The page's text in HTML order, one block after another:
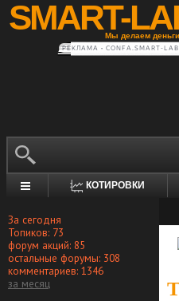
SMART-
Мы делаем
РЕКЛАМА • CONFA.SMART-
КОТИРОВКИ
За сегодня
Топиков: 73
форум акций: 85
остальные форумы: 308
комментариев: 1346
за месяц